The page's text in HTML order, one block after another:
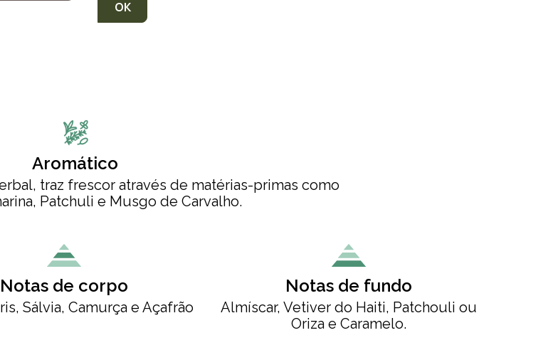
Aromático
traz frescor através de matérias-primas como
Patchuli e Musgo de Carvalho.
Notas de corpo
Sálvia, Camurça e Açafrão
Notas de fundo
Almíscar, Vetiver do Haiti, Patchouli ou
Oriza e Caramelo.